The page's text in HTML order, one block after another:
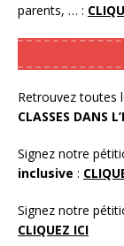
parents, … :
Retrouvez toutes
CLASSES DANS
Signez notre
inclusive :
Signez notre
CLIQUEZ ICI